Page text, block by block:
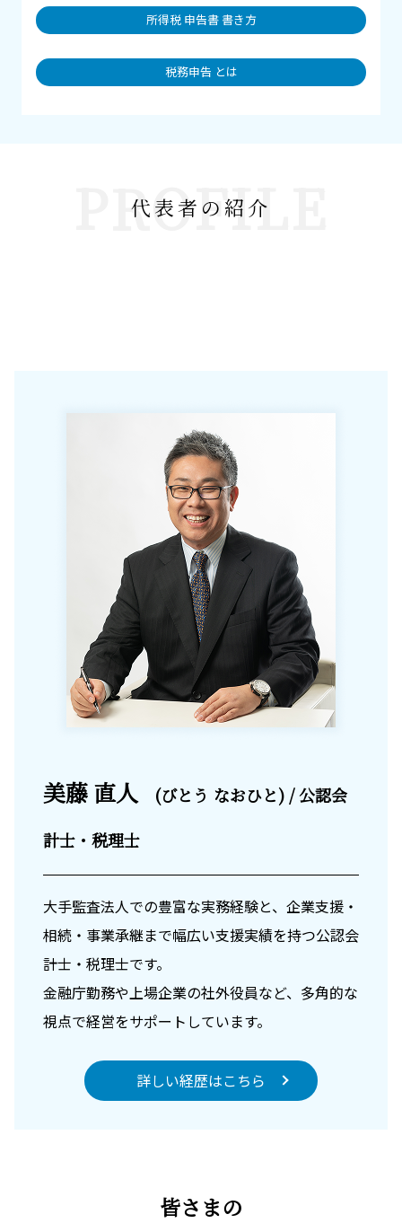
所得税 申告書 書き方
税務申告 とは
PROFILE
代表者の紹介
美藤 直人
(びとう なおひと) / 公認会
計士・税理士
大手監査法人での豊富な実務経験と、企業支援・
相続・事業承継まで幅広い支援実績を持つ公認会
計士・税理士です。
金融庁勤務や上場企業の社外役員など、多角的な
視点で経営をサポートしています。
詳しい経歴はこちら
皆さまの